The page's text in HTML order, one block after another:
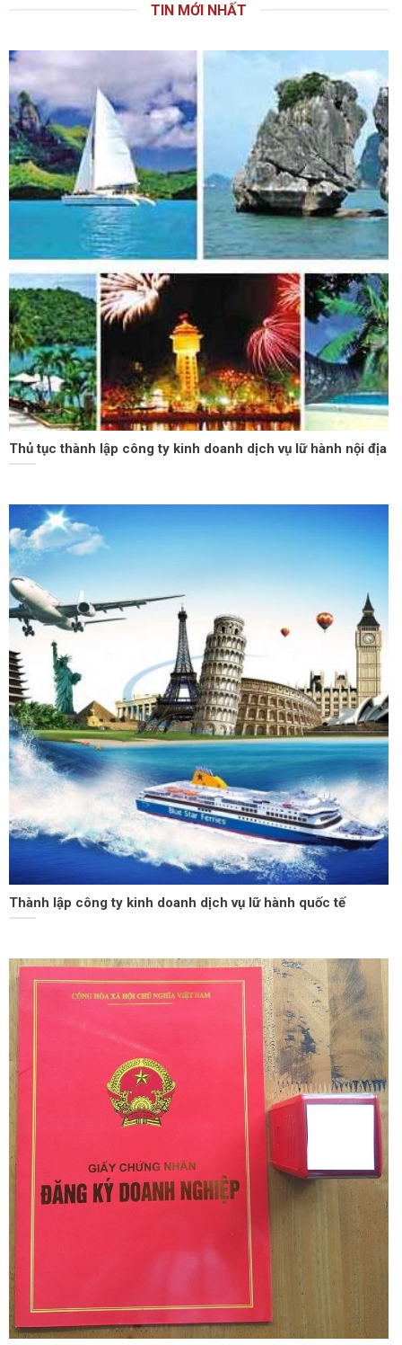
TIN MỚI NHẤT
Thủ tục thành lập công ty kinh doanh dịch vụ lữ hành nội địa
Thành lập công ty kinh doanh dịch vụ lữ hành quốc tế